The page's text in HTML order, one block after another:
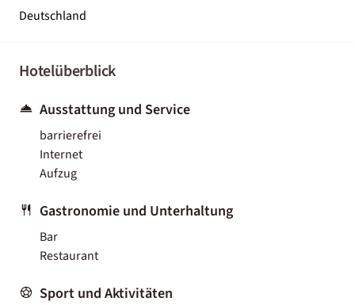
Deutschland
Hotelüberblick
Ausstattung und Service
barrierefrei
Internet
Aufzug
Gastronomie und Unterhaltung
Bar
Restaurant
Sport und Aktivitäten